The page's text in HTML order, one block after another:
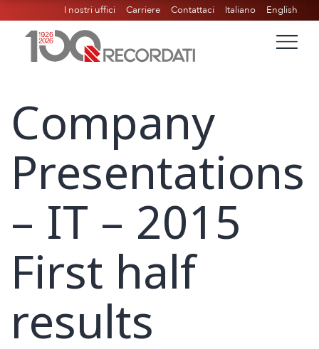
I nostri uffici Carriere Contattaci Italiano English
Company
Presentations
– IT – 2015
First half
results